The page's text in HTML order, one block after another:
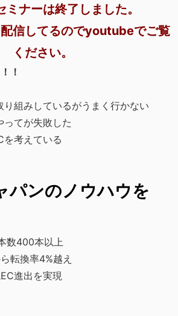
ミナーは終了しました。
信してるのでyoutubeでご覧
ください。
！
り組みしているがうまく行かない
ってが失敗した
を考えている
パンのノウハウを
数400本以上
転換率4%越え
進出を実現